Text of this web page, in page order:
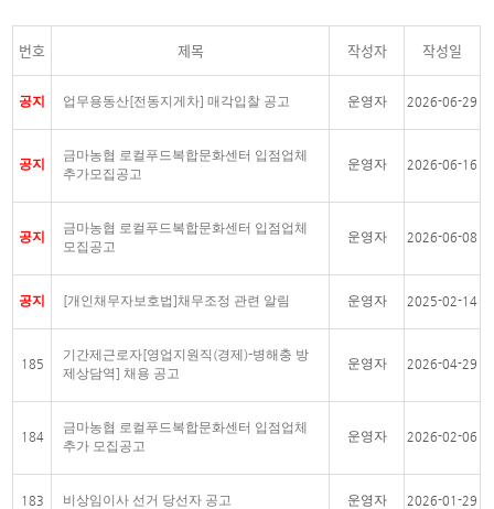
번호 제목 작성자 작성일
공지 업무용동산[전동지게차] 매각입찰 공고 운영자 2026-06-29
공지
금마농협 로컬푸드복합문화센터 입점업체
추가모집공고
운영자 2026-06-16
공지
금마농협 로컬푸드복합문화센터 입점업체
모집공고
운영자 2026-06-08
공지 [개인채무자보호법]채무조정 관련 알림 운영자 2025-02-14
185
기간제근로자[영업지원직(경제)-병해충 방
제상담역] 채용 공고
운영자 2026-04-29
184
금마농협 로컬푸드복합문화센터 입점업체
추가 모집공고
운영자 2026-02-06
183 비상임이사 선거 당선자 공고 운영자 2026-01-29